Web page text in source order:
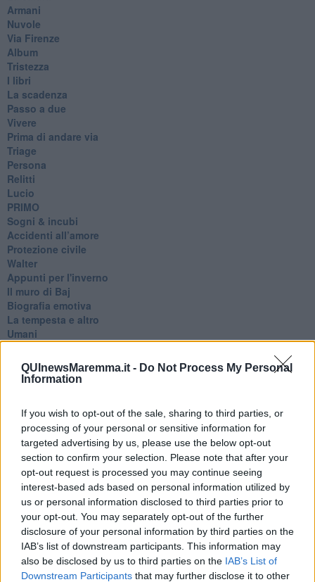
QUInewsMaremma.it - Do Not Process My Personal
Information
If you wish to opt-out of the sale, sharing to third parties, or
processing of your personal or sensitive information for
targeted advertising by us, please use the below opt-out
section to confirm your selection. Please note that after your
opt-out request is processed you may continue seeing
interest-based ads based on personal information utilized by
us or personal information disclosed to third parties prior to
your opt-out. You may separately opt-out of the further
disclosure of your personal information by third parties on the
IAB’s list of downstream participants. This information may
also be disclosed by us to third parties on the IAB’s List of
Downstream Participants that may further disclose it to other
Armani
Nuvole
Via Firenze
Album
Tristezza
I libri
La scadenza
Passo a due
Vivere
Prima di andare via
Triage
Persona
Relitti
Lucio
PRIMO
Sogni & incubi
Accidenti all’amore
Protezione civile
Walter
Appunti per l'inverno
Il muro di Baj
Biografia emotiva
La tempesta e altro
Umani
Parole
Amarezza
​LA PANCHINA ROSSA Requiem per il Commissario
Ospedali del cuore
Coraçào
Charlie
Il telefono del vento
Testamento & Commiato
Poeta
​La colpa - Memorie del commissario
Autunno
Gracias a la vida
Somnium
Fly me to the moon